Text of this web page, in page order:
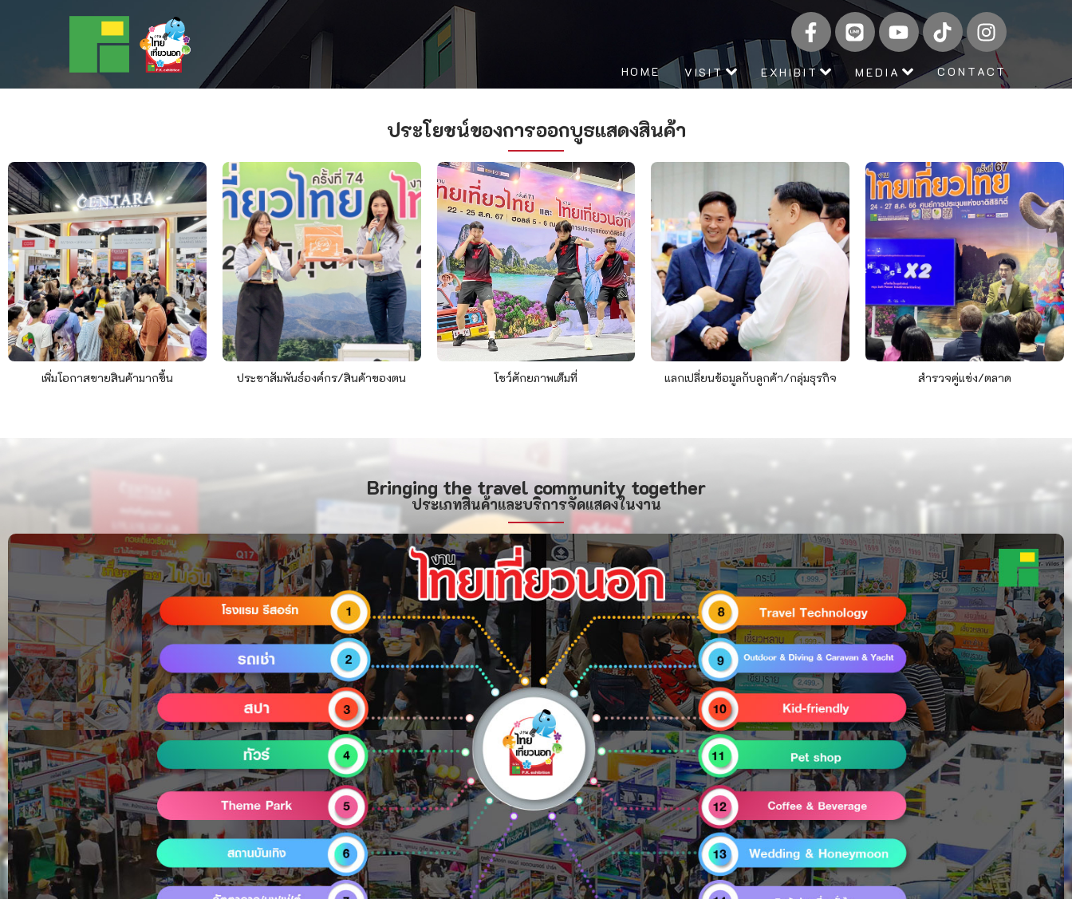
HOME VISIT EXHIBIT MEDIA CONTACT
ประโยชน์ของการออกบูธแสดงสินค้า
เพิ่มโอกาสขายสินค้ามากขึ้น ประชาสัมพันธ์องค์กร/สินค้าของตน โชว์ศักยภาพเต็มที่ แลกเปลี่ยนข้อมูลกับลูกค้า/กลุ่มธุรกิจ สำรวจคู่แข่ง/ตลาด
Bringing the travel community together
ประเภทสินค้าและบริการจัดแสดงในงาน